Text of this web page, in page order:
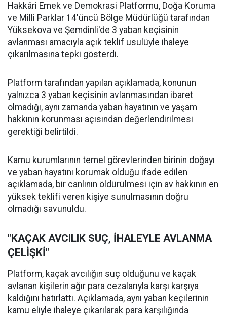
Hakkâri Emek ve Demokrasi Platformu, Doğa Koruma
ve Milli Parklar 14'üncü Bölge Müdürlüğü tarafından
Yüksekova ve Şemdinli'de 3 yaban keçisinin
avlanması amacıyla açık teklif usulüyle ihaleye
çıkarılmasına tepki gösterdi.
Platform tarafından yapılan açıklamada, konunun
yalnızca 3 yaban keçisinin avlanmasından ibaret
olmadığı, aynı zamanda yaban hayatının ve yaşam
hakkının korunması açısından değerlendirilmesi
gerektiği belirtildi.
Kamu kurumlarının temel görevlerinden birinin doğayı
ve yaban hayatını korumak olduğu ifade edilen
açıklamada, bir canlının öldürülmesi için av hakkının en
yüksek teklifi veren kişiye sunulmasının doğru
olmadığı savunuldu.
"KAÇAK AVCILIK SUÇ, İHALEYLE AVLANMA
ÇELİŞKİ"
Platform, kaçak avcılığın suç olduğunu ve kaçak
avlanan kişilerin ağır para cezalarıyla karşı karşıya
kaldığını hatırlattı. Açıklamada, aynı yaban keçilerinin
kamu eliyle ihaleye çıkarılarak para karşılığında